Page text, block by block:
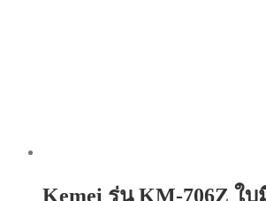
Kemei รุ่น KM-706Z ใ